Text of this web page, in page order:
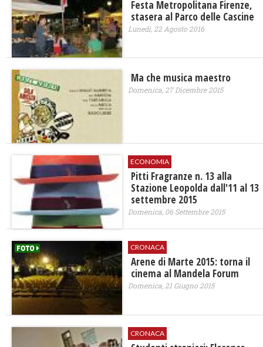
Festa Metropolitana Firenze,
stasera al Parco delle Cascine
Lunedì, 22 Agosto 2016
Ma che musica maestro
Domenica, 27 Dicembre 2015
ECONOMIA
Pitti Fragranze n. 13 alla
Stazione Leopolda dall'11 al 13
settembre 2015
Domenica, 06 Settembre 2015
CRONACA
Arene di Marte 2015: torna il
cinema al Mandela Forum
Domenica, 21 Giugno 2015
CRONACA